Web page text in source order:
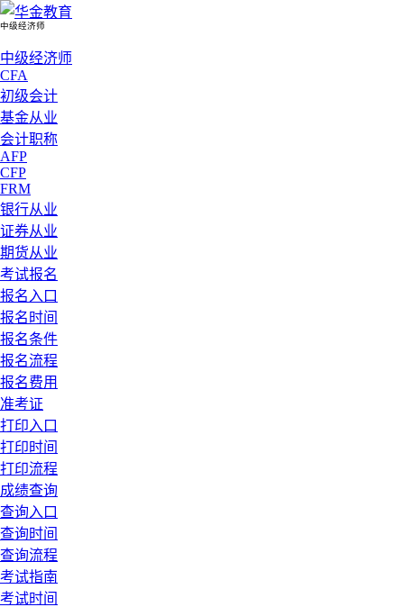
中级经济师
中级经济师
CFA
初级会计
基金从业
会计职称
AFP
CFP
FRM
银行从业
证券从业
期货从业
考试报名
报名入口
报名时间
报名条件
报名流程
报名费用
准考证
打印入口
打印时间
打印流程
成绩查询
查询入口
查询时间
查询流程
考试指南
考试时间